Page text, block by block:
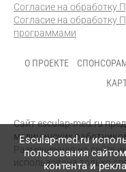
Согласие на обработку
Согласие на обработку
программами
О ПРОЕКТЕ
Сайт esculap-med.ru
медицинских
Размещенная на сайте
использована только
Esculap-med.ru
пользования
контента и